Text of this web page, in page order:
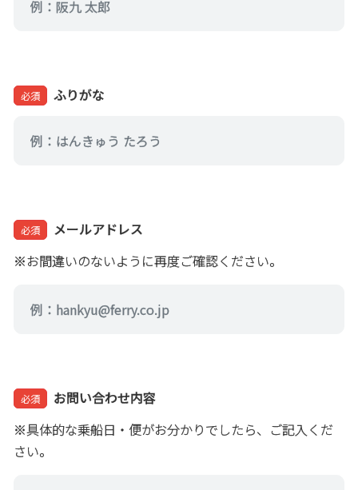
必須 ふりがな
必須
メールアドレス
※お間違いのないように再度ご確認ください。
必須
お問い合わせ内容
※具体的な乗船日・便がお分かりでしたら、ご記入くだ
さい。